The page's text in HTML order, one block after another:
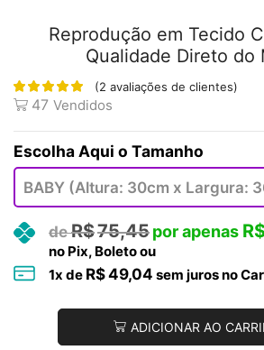
Reprodução em Tecido
Qualidade Direto do
(2 avaliações de clientes)
47 Vendidos
Tamanho
R$75,45
no Pix, Boleto ou
1x de R$49,04 sem juros no
ADICIONAR AO